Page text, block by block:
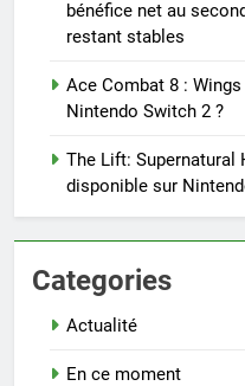
bénéfice net au
restant stables
Ace Combat 8 :
Nintendo Switch 2 ?
The Lift: Supernatural
disponible sur
Categories
Actualité
En ce moment